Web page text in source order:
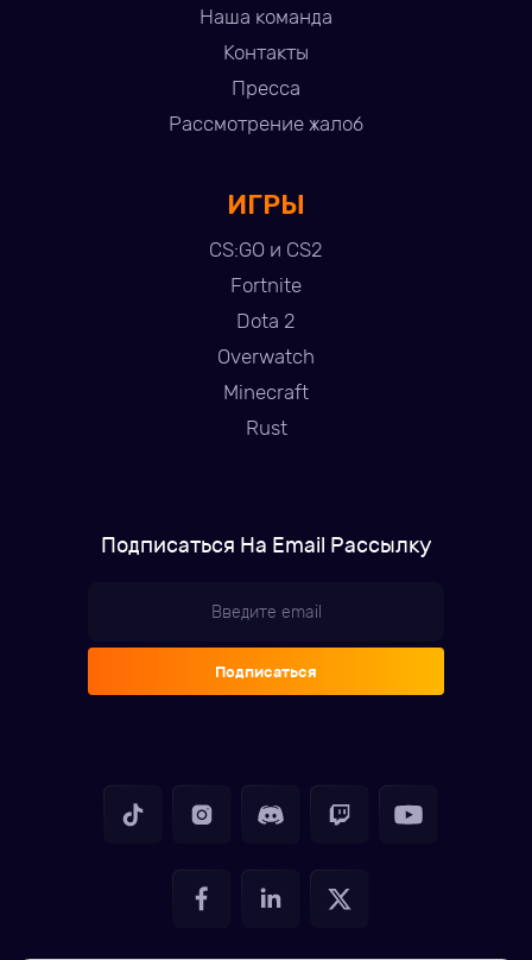
Наша команда
Контакты
Пресса
Рассмотрение жалоб
ИГРЫ
CS:GO и CS2
Fortnite
Dota 2
Overwatch
Minecraft
Rust
Подписаться На Email Рассылку
Подписаться